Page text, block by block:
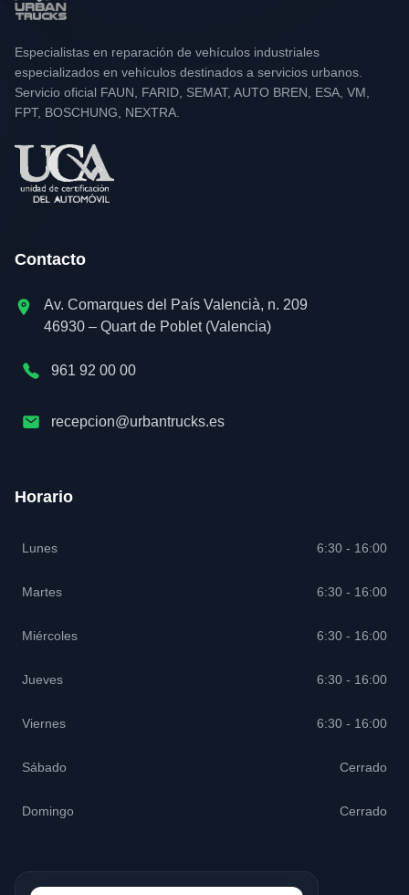
Especialistas en reparación de vehículos industriales
especializados en vehículos destinados a servicios urbanos.
Servicio oficial FAUN, FARID, SEMAT, AUTO BREN, ESA, VM,
FPT, BOSCHUNG, NEXTRA.
Contacto
Av. Comarques del País Valencià, n. 209
46930 – Quart de Poblet (Valencia)
961 92 00 00
recepcion@urbantrucks.es
Horario
Lunes 6:30 - 16:00
Martes 6:30 - 16:00
Miércoles 6:30 - 16:00
Jueves 6:30 - 16:00
Viernes 6:30 - 16:00
Sábado Cerrado
Domingo Cerrado